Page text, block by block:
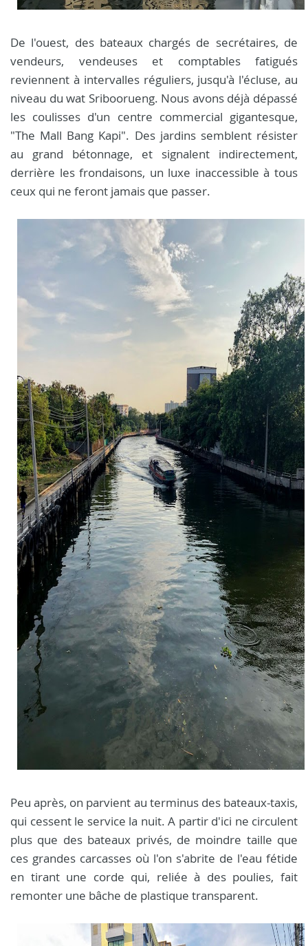
De l'ouest, des bateaux chargés de secrétaires, de
vendeurs, vendeuses et comptables fatigués
reviennent à intervalles réguliers, jusqu'à l'écluse, au
niveau du wat Sriboorueng. Nous avons déjà dépassé
les coulisses d'un centre commercial gigantesque,
"The Mall Bang Kapi". Des jardins semblent résister
au grand bétonnage, et signalent indirectement,
derrière les frondaisons, un luxe inaccessible à tous
ceux qui ne feront jamais que passer.
Peu après, on parvient au terminus des bateaux-taxis,
qui cessent le service la nuit. A partir d'ici ne circulent
plus que des bateaux privés, de moindre taille que
ces grandes carcasses où l'on s'abrite de l'eau fétide
en tirant une corde qui, reliée à des poulies, fait
remonter une bâche de plastique transparent.